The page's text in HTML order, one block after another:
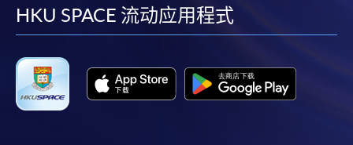
facebook
youtube
linkedin
HKU SPACE 流动应用程式